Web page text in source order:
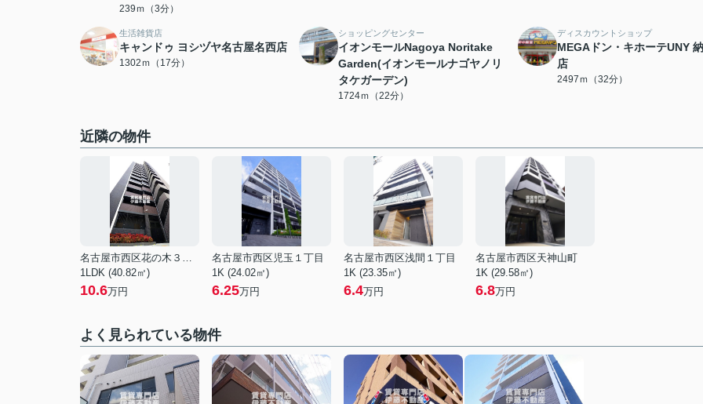
239ｍ（3分）
生活雑貨店
キャンドゥ ヨシヅヤ名古屋名西店
1302ｍ（17分）
ショッピングセンター
イオンモールNagoya Noritake
Garden(イオンモールナゴヤノリ
タケガーデン)
1724ｍ（22分）
ディスカウントショップ
MEGAドン・キホーテUNY
店
2497ｍ（32分）
近隣の物件
名古屋市西区花の木３丁目
1LDK (40.82㎡)
10.6万円
名古屋市西区児玉１丁目
1K (24.02㎡)
6.25万円
名古屋市西区浅間１丁目
1K (23.35㎡)
6.4万円
名古屋市西区天神山町
1K (29.58㎡)
6.8万円
よく見られている物件